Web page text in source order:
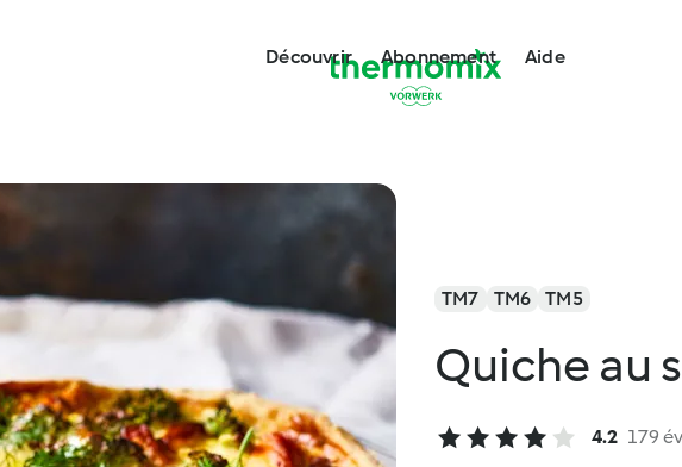
Découvrir Abonnement Aide
TM7 TM6 TM5
Quiche au
4.2 179